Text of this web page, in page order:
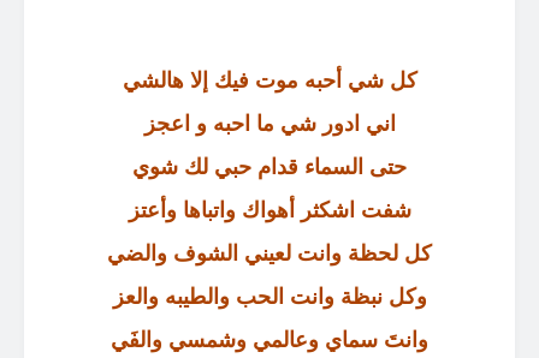
كل شي أحبه موت فيك إلا هالشي
اني ادور شي ما احبه و اعجز
حتى السماء قدام حبي لك شوي
شفت اشكثر أهواك واتباها وأعتز
كل لحظة وانت لعيني الشوف والضي
وكل نبظة وانت الحب والطيبه والعز
وانتَ سماي وعالمي وشمسي والفَي